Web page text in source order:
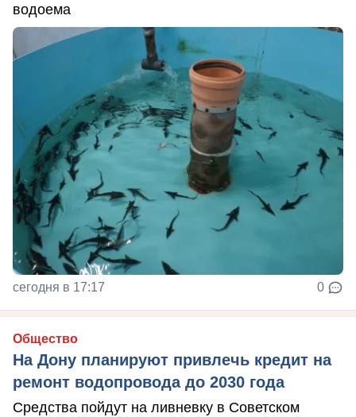
водоема
сегодня в 17:17 0
Общество
На Дону планируют привлечь кредит на
ремонт водопровода до 2030 года
Средства пойдут на ливневку в Советском